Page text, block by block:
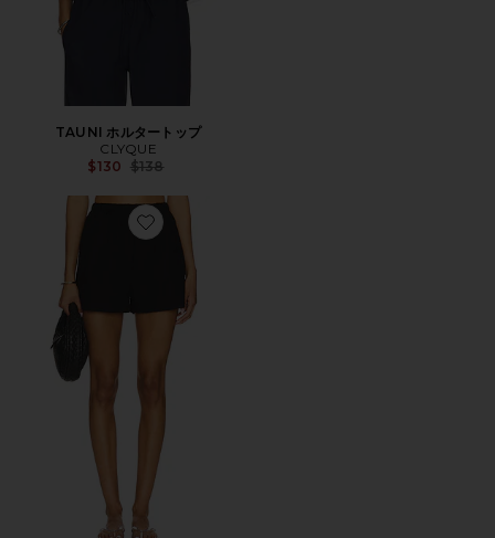
TAUNI ホルタートップ
CLYQUE
$130 Previous price:
$138
Favorite CHRISTINA ボクサーショートパンツ